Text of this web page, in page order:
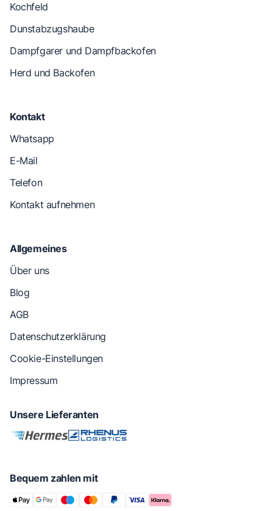
Kochfeld
Dunstabzugshaube
Dampfgarer und Dampfbackofen
Herd und Backofen
Kontakt
Whatsapp
E-Mail
Telefon
Kontakt aufnehmen
Allgemeines
Über uns
Blog
AGB
Datenschutzerklärung
Cookie-Einstellungen
Impressum
Unsere Lieferanten
Bequem zahlen mit